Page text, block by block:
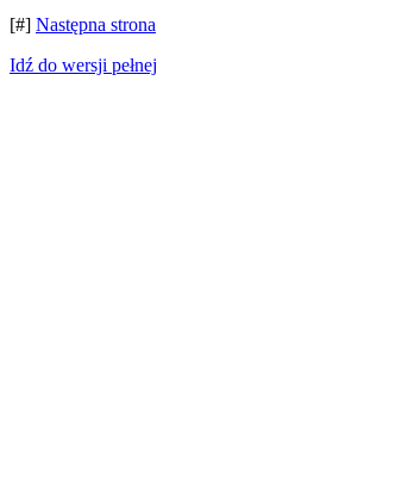
[#] Następna strona
Idź do wersji pełnej